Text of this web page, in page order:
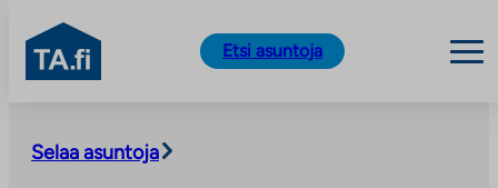
sisältöön
TA.fi
Etsi asuntoja
Selaa asuntoja